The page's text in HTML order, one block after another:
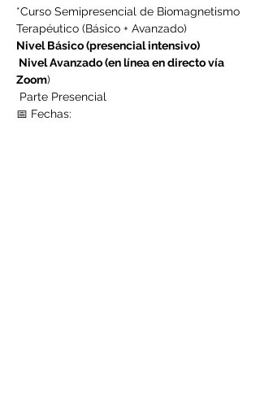
*Curso Semipresencial de Biomagnetismo
Terapéutico (Básico + Avanzado)
Nivel Básico (presencial intensivo)
Nivel Avanzado (en línea en directo vía
Zoom)
Parte Presencial
📅 Fechas: